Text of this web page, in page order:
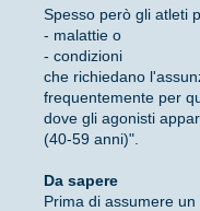
Spesso però gli atleti
- malattie o
- condizioni
che richiedano
frequentemente per
dove gli agonisti
(40-59 anni)".
Da sapere
Prima di assumere